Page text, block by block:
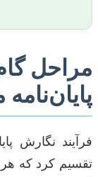
مراحل
فرآیند نگارش
تقسیم کرد که